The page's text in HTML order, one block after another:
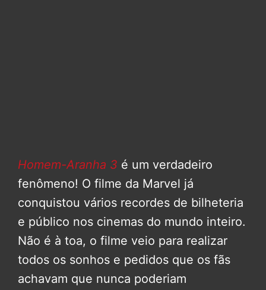
Homem-Aranha 3 é um verdadeiro
fenômeno! O filme da Marvel já
conquistou vários recordes de bilheteria
e público nos cinemas do mundo inteiro.
Não é à toa, o filme veio para realizar
todos os sonhos e pedidos que os fãs
achavam que nunca poderiam